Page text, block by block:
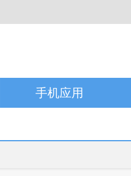
手机应用